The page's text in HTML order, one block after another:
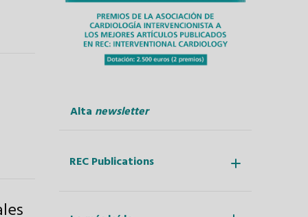
Alta newsletter
REC Publications